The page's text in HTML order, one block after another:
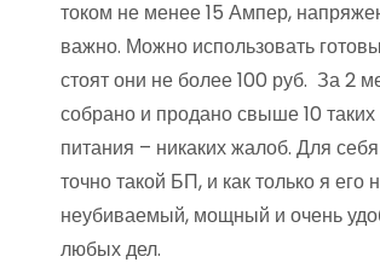
током не менее 15 Ампер,
важно. Можно использовать
стоят они не более 100 руб. За 2
собрано и продано свыше 10 таких
питания – никаких жалоб. Для
точно такой БП, и как только я его
неубиваемый, мощный и очень
любых дел.